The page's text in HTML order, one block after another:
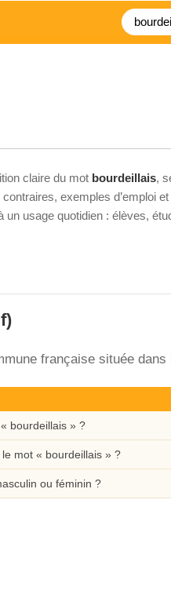
claire du mot bourdeillais,
exemples d’emploi
un usage quotidien : élèves,
française située
bourdeillais » ?
mot « bourdeillais » ?
ou féminin ?